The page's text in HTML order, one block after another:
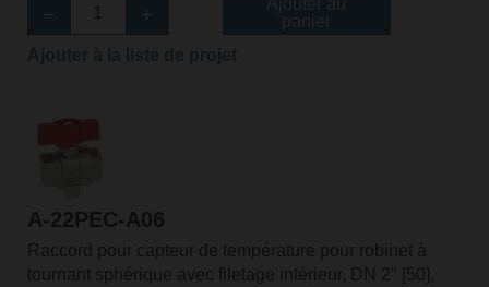
A-22PEC-A06
Raccord pour capteur de température pour robinet à
tournant sphérique avec filetage intérieur, DN 2" [50],